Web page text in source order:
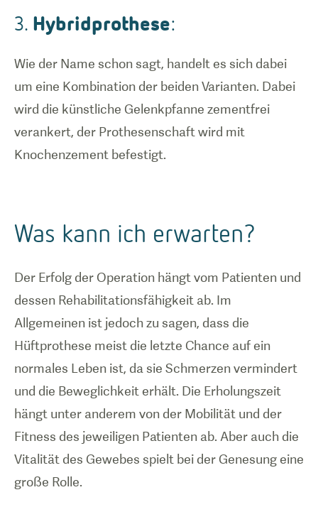
3. Hybridprothese:
Wie der Name schon sagt, handelt es sich dabei
um eine Kombination der beiden Varianten. Dabei
wird die künstliche Gelenkpfanne zementfrei
verankert, der Prothesenschaft wird mit
Knochenzement befestigt.
Was kann ich erwarten?
Der Erfolg der Operation hängt vom Patienten und
dessen Rehabilitationsfähigkeit ab. Im
Allgemeinen ist jedoch zu sagen, dass die
Hüftprothese meist die letzte Chance auf ein
normales Leben ist, da sie Schmerzen vermindert
und die Beweglichkeit erhält. Die Erholungszeit
hängt unter anderem von der Mobilität und der
Fitness des jeweiligen Patienten ab. Aber auch die
Vitalität des Gewebes spielt bei der Genesung eine
große Rolle.